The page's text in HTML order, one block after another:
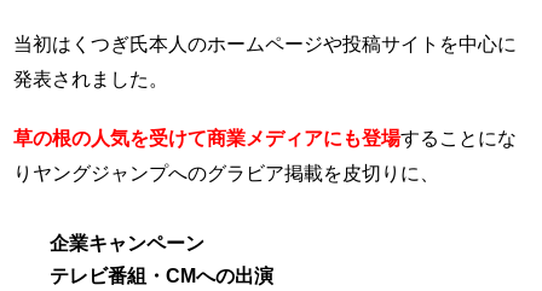
当初はくつぎ氏本人のホームページや投稿サイトを中心に
発表されました。
草の根の人気を受けて商業メディアにも登場することにな
りヤングジャンプへのグラビア掲載を皮切りに、
企業キャンペーン
テレビ番組・CMへの出演